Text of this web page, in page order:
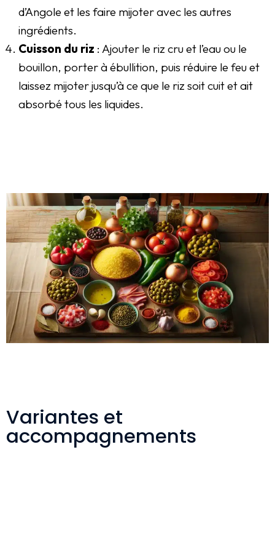
d’Angole et les faire mijoter avec les autres
ingrédients.
Cuisson du riz : Ajouter le riz cru et l’eau ou le
bouillon, porter à ébullition, puis réduire le feu et
laissez mijoter jusqu’à ce que le riz soit cuit et ait
absorbé tous les liquides.
Variantes et
accompagnements